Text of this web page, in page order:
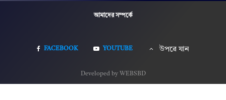
আমাদের সম্পর্কে
FACEBOOK YOUTUBE উপরে যান
Developed by WEBSBD